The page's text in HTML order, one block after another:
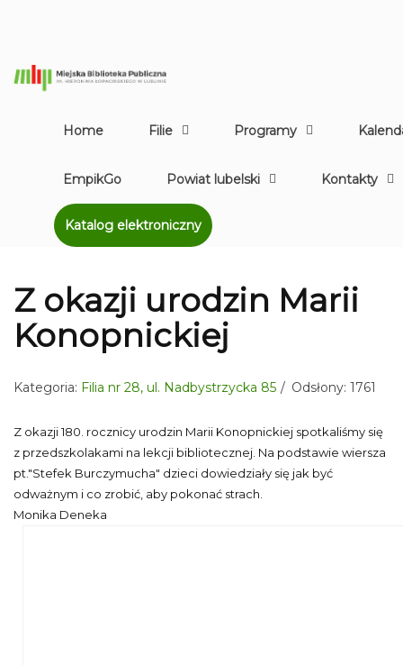
Home Filie Programy
EmpikGo Powiat lubelski Kontakty
Katalog elektroniczny
Z okazji urodzin Marii
Konopnickiej
Kategoria: Filia nr 28, ul. Nadbystrzycka 85 Odsłony: 1761
Z okazji 180. rocznicy urodzin Marii Konopnickiej spotkaliśmy się
z przedszkolakami na lekcji bibliotecznej. Na podstawie wiersza
pt."Stefek Burczymucha" dzieci dowiedziały się jak być
odważnym i co zrobić, aby pokonać strach.
Monika Deneka